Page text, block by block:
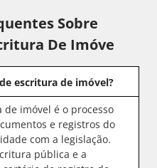
Sobre
De Imóve
escritura de imóvel?
imóvel é o processo
e registros do
com a legislação.
pública e a